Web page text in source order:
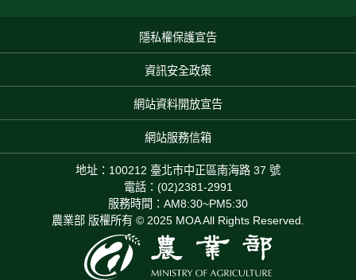
隱私權保護宣告
資訊安全政策
網站資料開放宣告
網站服務信箱
地址：100212 臺北市中正區南海路 37 號
電話：(02)2381-2991
服務時間：AM8:30~PM5:30
農業部 版權所有 © 2025 MOA All Rights Reserved.